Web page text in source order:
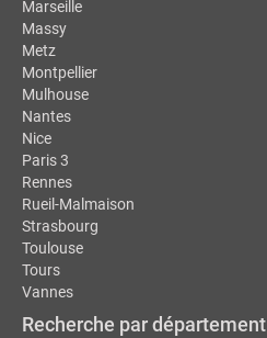
Marseille
Massy
Metz
Montpellier
Mulhouse
Nantes
Nice
Paris 3
Rennes
Rueil-Malmaison
Strasbourg
Toulouse
Tours
Vannes
Recherche par département